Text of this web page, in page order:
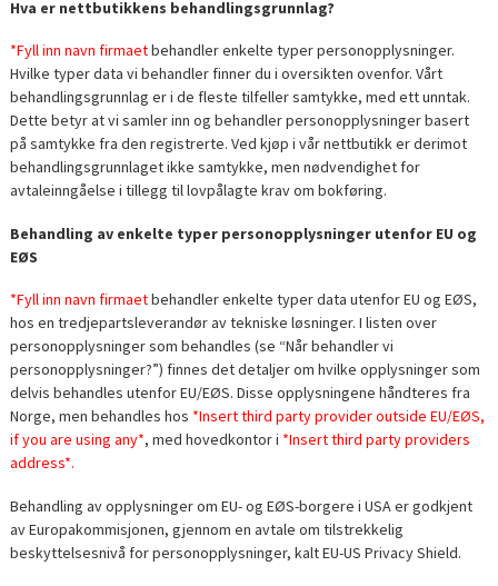
Hva er nettbutikkens behandlingsgrunnlag?
*Fyll inn navn firmaetbehandler enkelte typer personopplysninger.
Hvilke typer data vi behandler finner du i oversikten ovenfor. Vårt
behandlingsgrunnlag er i de fleste tilfeller samtykke, med ett unntak.
Dette betyr at vi samler inn og behandler personopplysninger basert
på samtykke fra den registrerte. Ved kjøp i vår nettbutikk er derimot
behandlingsgrunnlaget ikke samtykke, men nødvendighet for
avtaleinngåelse i tillegg til lovpålagte krav om bokføring.
Behandling av enkelte typer personopplysninger utenfor EU og
EØS
*Fyll inn navn firmaetbehandler enkelte typer data utenfor EU og EØS,
hos en tredjepartsleverandør av tekniske løsninger. I listen over
personopplysninger som behandles (se “Når behandler vi
personopplysninger?”) finnes det detaljer om hvilke opplysninger som
delvis behandles utenfor EU/EØS. Disse opplysningene håndteres fra
Norge, men behandles hos *Insert third party provider outside EU/EØS,
if you are using any*, med hovedkontor i *Insert third party providers
address*.
Behandling av opplysninger om EU- og EØS-borgere i USA er godkjent
av Europakommisjonen, gjennom en avtale om tilstrekkelig
beskyttelsesnivå for personopplysninger, kalt EU-US Privacy Shield.